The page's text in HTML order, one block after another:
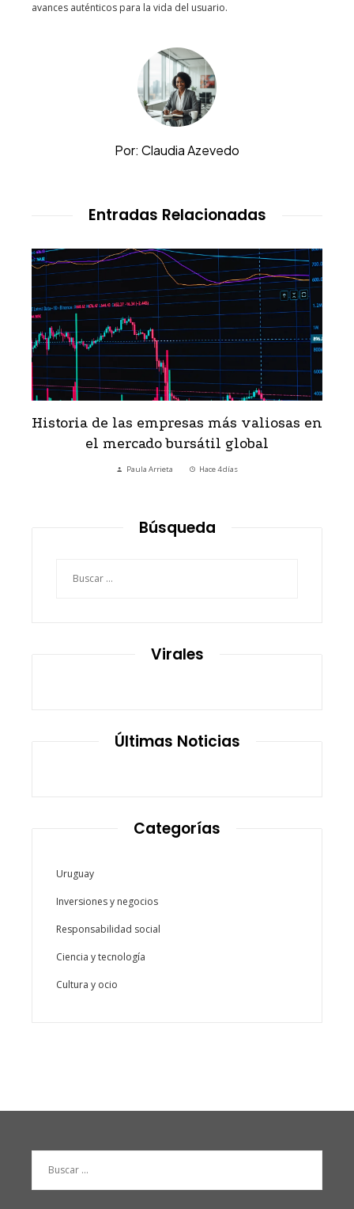
avances auténticos para la vida del usuario.
Por: Claudia Azevedo
Entradas Relacionadas
Historia de las empresas más valiosas en
el mercado bursátil global
Paula Arrieta Hace 4 días
Búsqueda
Virales
Últimas Noticias
Categorías
Uruguay
Inversiones y negocios
Responsabilidad social
Ciencia y tecnología
Cultura y ocio